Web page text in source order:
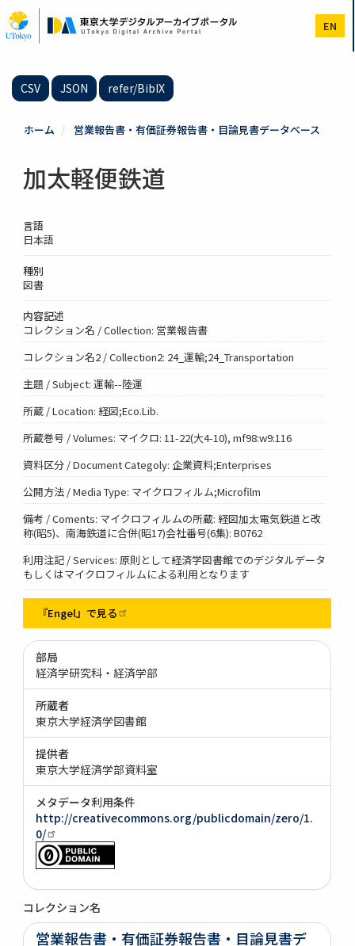
イ
ン
EN
CSV JSON refer/BibIX
ホーム 営業報告書・有価証券報告書・目論見書データベース
加太軽便鉄道
言語
日本語
種別
図書
内容記述
コレクション名 / Collection: 営業報告書
コレクション名2 / Collection2: 24_運輸;24_Transportation
主題 / Subject: 運輸--陸運
所蔵 / Location: 経図;Eco.Lib.
所蔵巻号 / Volumes: マイクロ: 11-22(大4-10), mf98:w9:116
資料区分 / Document Categoly: 企業資料;Enterprises
公開方法 / Media Type: マイクロフィルム;Microfilm
備考 / Coments: マイクロフィルムの所蔵: 経図加太電気鉄道と改
称(昭5)、南海鉄道に合併(昭17)会社番号(6集): B0762
利用注記 / Services: 原則として経済学図書館でのデジタルデータ
もしくはマイクロフィルムによる利用となります
『Engel』で見る
部局
経済学研究科・経済学部
所蔵者
東京大学経済学図書館
提供者
東京大学経済学部資料室
メタデータ利用条件
http://creativecommons.org/publicdomain/zero/1.
0/
コレクション名
営業報告書・有価証券報告書・目論見書デ